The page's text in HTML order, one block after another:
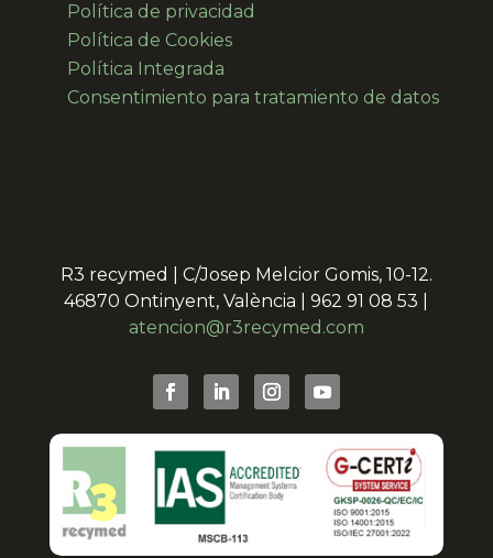
Política de privacidad
Política de Cookies
Política Integrada
Consentimiento para tratamiento de datos
R3 recymed | C/Josep Melcior Gomis, 10-12.
46870 Ontinyent, València | 962 91 08 53 |
atencion@r3recymed.com